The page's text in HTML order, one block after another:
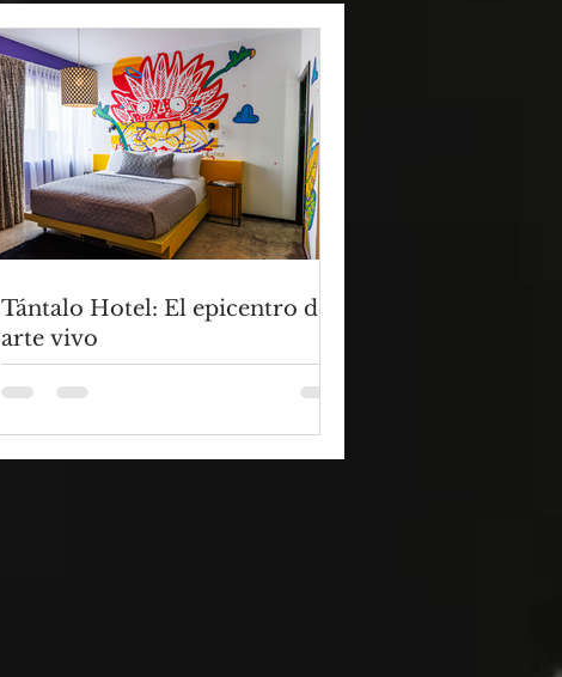
Tántalo Hotel: El epicentro del
arte vivo